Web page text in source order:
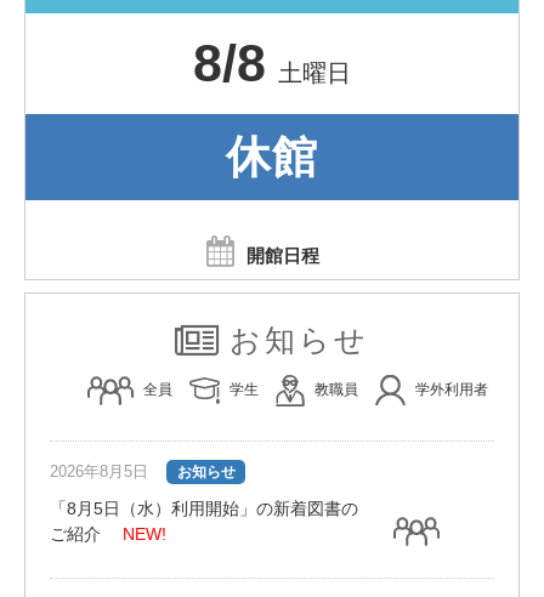
8/8 土曜日
休館
開館日程
お知らせ
全員 学生 教職員 学外利用者
2026年8月5日 お知らせ
「8月5日（水）利用開始」の新着図書の
ご紹介
NEW!